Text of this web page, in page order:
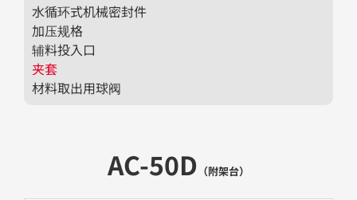
水循环式机械密封件
加压规格
辅料投入口
夹套
材料取出用球阀
AC-50D （附架台）​